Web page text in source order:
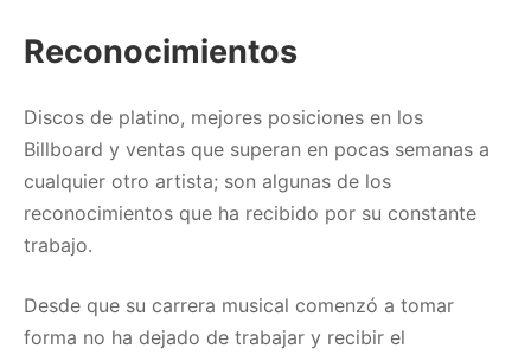
Reconocimientos
Discos de platino, mejores posiciones en los
Billboard y ventas que superan en pocas semanas a
cualquier otro artista; son algunas de los
reconocimientos que ha recibido por su constante
trabajo.
Desde que su carrera musical comenzó a tomar
forma no ha dejado de trabajar y recibir el